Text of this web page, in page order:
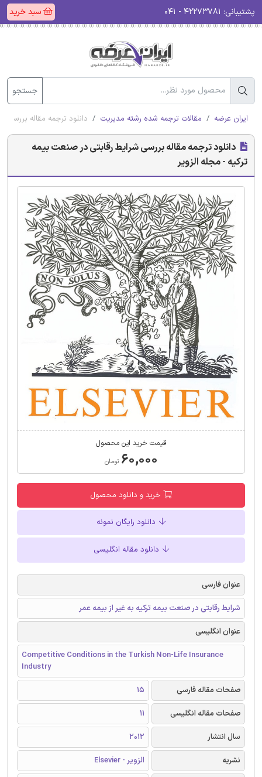
پشتیبانی: سبد خرید
جستجو
ایران عرضه مقالات ترجمه شده رشته مدیریت دانلود ترجمه مقاله بررسی
دانلود ترجمه مقاله بررسی شرایط رقابتی در صنعت بیمه
ترکیه - مجله الزویر
قیمت خرید این محصول
۶۰,۰۰۰ تومان
خرید و دانلود محصول
دانلود رایگان نمونه
دانلود مقاله انگلیسی
عنوان فارسی
شرایط رقابتی در صنعت بیمه ترکیه به غیر از بیمه عمر
عنوان انگلیسی
Competitive Conditions in the Turkish Non-Life Insurance
Industry
صفحات مقاله فارسی
15
صفحات مقاله انگلیسی
11
سال انتشار
2012
نشریه
الزویر - Elsevier